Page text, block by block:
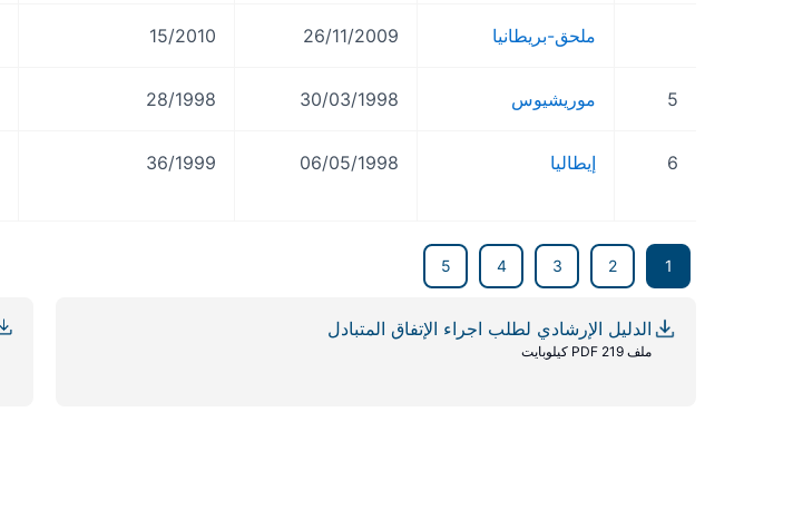
ملحق-بريطانيا 26/11/2009
15/2010
5 موريشيوس 30/03/1998
28/1998
6 إيطاليا 06/05/1998
36/1999
1
2
3
4
5
الدليل الإرشادي لطلب اجراء الإتفاق المتبادل
ملف PDF 219 كيلوبايت